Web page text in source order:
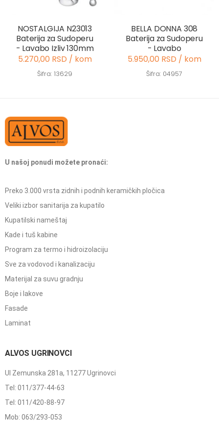
NOSTALGIJA N23013
Baterija za Sudoperu
- Lavabo Izliv 130mm
5.270,00 RSD / kom
Šifra: 13629
BELLA DONNA 308
Baterija za Sudoperu
- Lavabo
5.950,00 RSD / kom
Šifra: 04957
U našoj ponudi možete pronaći:
Preko 3.000 vrsta zidnih i podnih keramičkih pločica
Veliki izbor sanitarija za kupatilo
Kupatilski nameštaj
Kade i tuš kabine
Program za termo i hidroizolaciju
Sve za vodovod i kanalizaciju
Materijal za suvu gradnju
Boje i lakove
Fasade
Laminat
ALVOS UGRINOVCI
Ul Zemunska 281a, 11277 Ugrinovci
Tel: 011/377-44-63
Tel: 011/420-88-97
Mob: 063/293-053